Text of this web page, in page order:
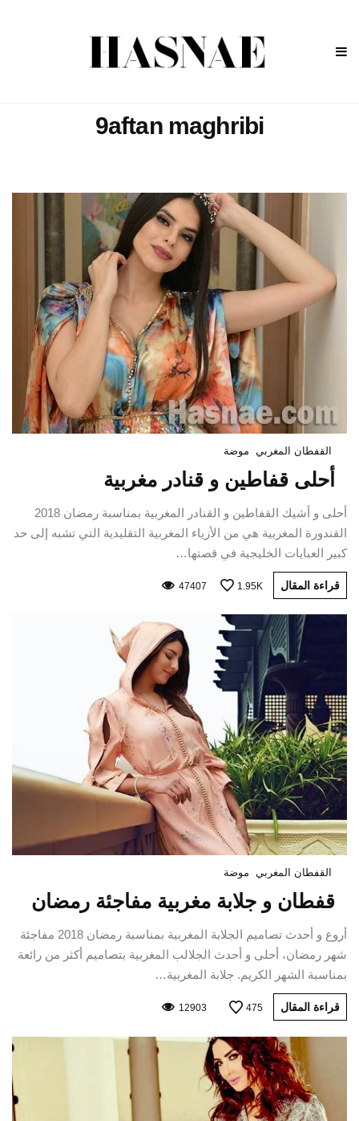
9aftan maghribi
القفطان المغربي موضة
أحلى قفاطين و قنادر مغربية
أحلى و أشيك القفاطين و القنادر المغربية بمناسبة رمضان 2018
القندورة المغربية هي من الأزياء المغربية التقليدية التي تشبه إلى حد
كبير العبايات الخليجية في قصتها…
قراءة المقال 1.95K
47407
القفطان المغربي موضة
قفطان و جلابة مغربية مفاجئة رمضان
أروع و أحدث تصاميم الجلابة المغربية بمناسبة رمضان 2018 مفاجئة
شهر رمضان، أحلى و أحدث الجلالب المغربية بتصاميم أكثر من رائعة
بمناسبة الشهر الكريم. جلابة المغربية…
قراءة المقال 475
12903